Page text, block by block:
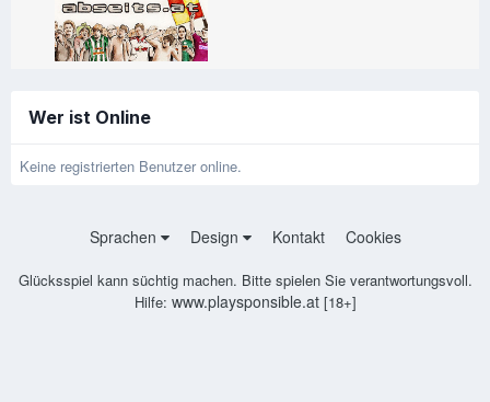
Wer ist Online
Keine registrierten Benutzer online.
Sprachen Design Kontakt Cookies
Glücksspiel kann süchtig machen. Bitte spielen Sie verantwortungsvoll.
Hilfe: www.playsponsible.at[18+]